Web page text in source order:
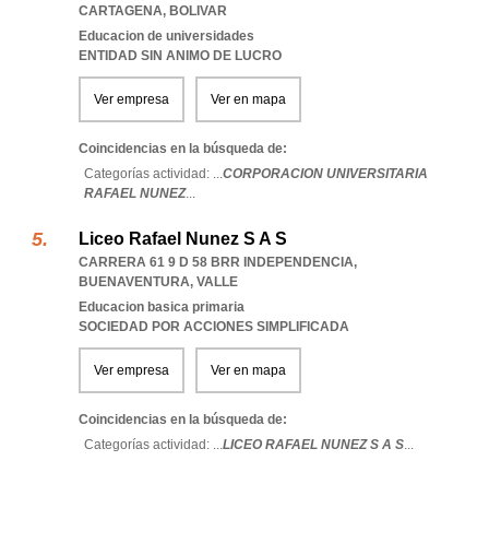
CARTAGENA, BOLIVAR
Educacion de universidades
ENTIDAD SIN ANIMO DE LUCRO
Ver empresa Ver en mapa
Coincidencias en la búsqueda de:
Categorías actividad: ...CORPORACION UNIVERSITARIA
RAFAEL NUNEZ...
Liceo Rafael Nunez S A S
CARRERA 61 9 D 58 BRR INDEPENDENCIA,
BUENAVENTURA, VALLE
Educacion basica primaria
SOCIEDAD POR ACCIONES SIMPLIFICADA
Ver empresa Ver en mapa
Coincidencias en la búsqueda de:
Categorías actividad: ...LICEO RAFAEL NUNEZ S A S...